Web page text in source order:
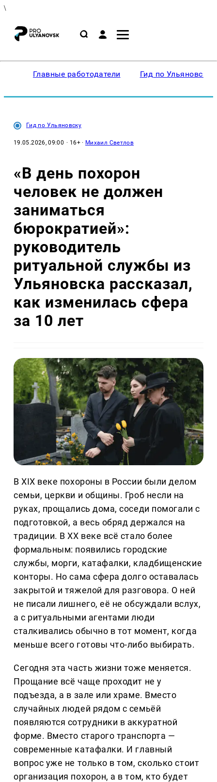
\
Главные работодатели Гид по Ульяновску
Гид по Ульяновску
19.05.2026, 09:00 · 16+ · Михаил Светлов
«В день похорон
человек не должен
заниматься
бюрократией»:
руководитель
ритуальной службы из
Ульяновска рассказал,
как изменилась сфера
за 10 лет
В XIX веке похороны в России были делом
семьи, церкви и общины. Гроб несли на
руках, прощались дома, соседи помогали с
подготовкой, а весь обряд держался на
традиции. В XX веке всё стало более
формальным: появились городские
службы, морги, катафалки, кладбищенские
конторы. Но сама сфера долго оставалась
закрытой и тяжелой для разговора. О ней
не писали лишнего, её не обсуждали вслух,
а с ритуальными агентами люди
сталкивались обычно в тот момент, когда
меньше всего готовы что-либо выбирать.
Сегодня эта часть жизни тоже меняется.
Прощание всё чаще проходит не у
подъезда, а в зале или храме. Вместо
случайных людей рядом с семьёй
появляются сотрудники в аккуратной
форме. Вместо старого транспорта —
современные катафалки. И главный
вопрос уже не только в том, сколько стоит
организация похорон, а в том, кто будет